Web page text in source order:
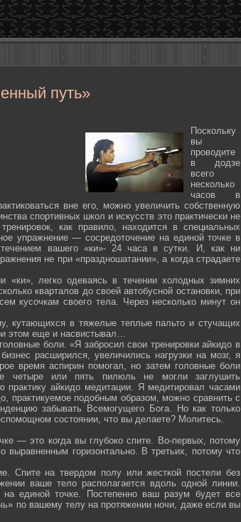
путь»
Поскольку
вы
проводите
в додзе
всего
несколько
часов в
вне его, можно увеличить собственную
спортивных школ и искусств это практически не
как правило, находится в специальных
упражнение — сосредоточение на единой точке в
вашего «ки»- 24 часа в сутки. И, как ни
не при «праздношатании», а когда страдаете
«ки», легко одеваясь в течении холодных зимних
кварталов до своей автобусной остановки, при
кусочкам своего тела. Через несколько минут он
кутающихся в тяжелые теплые пальто и стучащих
этом еще и насвистывал…
боли. «Я забросил свои тренировки айкидо в
расширился, увеличились нагрузки на мозг, я
время аспирин помогал, но затем головные боли
четыре или пять пилюль не могли заглушить
айкидо медитации. Я медитировал часами
практикуемое подобным образом, можно сравнить с
забывать Всемогущего Бога. Но как только
состоянии, что вы делаете? Молитесь.
— это когда вы глубоко спите. Во-первых, потому
горизонтально. В третьих, потому что
Спите на твердом полу или жесткой постели без
ваше тело располагается вдоль одной линии.
единой точке. Постепенно ваш разум будет все
по вашему телу на протяжении ночи, даже если вы